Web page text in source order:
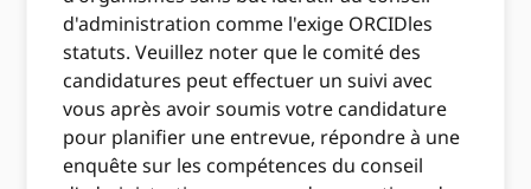
d'administration comme l'exige ORCIDles
statuts. Veuillez noter que le comité des
candidatures peut effectuer un suivi avec
vous après avoir soumis votre candidature
pour planifier une entrevue, répondre à une
enquête sur les compétences du conseil